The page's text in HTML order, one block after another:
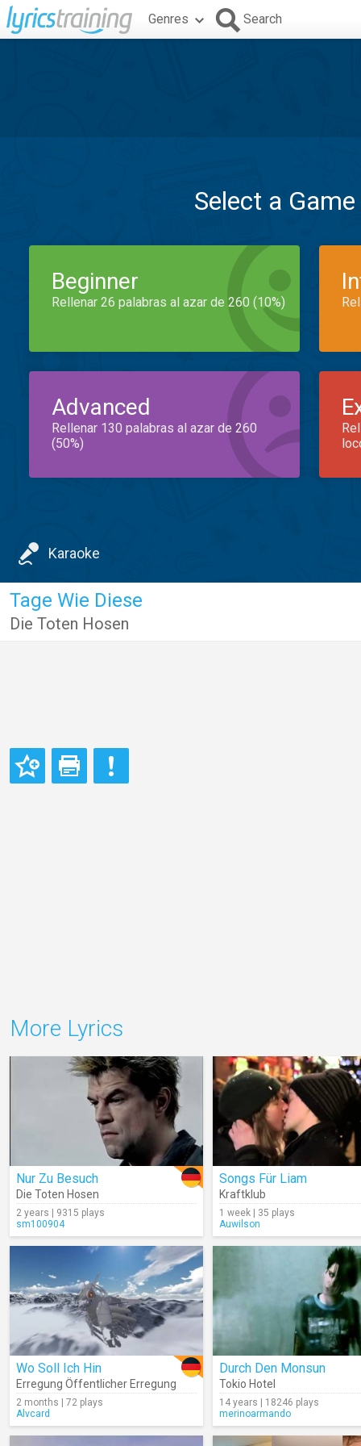
Genres Search
Select a
Beginner
Rellenar 26 palabras al azar de 260 (10%)
Advanced
Rellenar 130 palabras al azar de 260
(50%)
Karaoke
Tage Wie Diese
Die Toten Hosen
More Lyrics
Nur Zu Besuch
Die Toten Hosen
2 years | 9315 plays
sm100904
Songs Für Liam
Kraftklub
1 week | 35 plays
Auwilson
Wo Soll Ich Hin
Erregung Öffentlicher Erregung
2 months | 72 plays
Alvcard
Durch Den Monsun
Tokio Hotel
14 years | 18246 plays
merinoarmando